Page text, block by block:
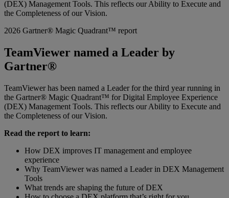
(DEX) Management Tools. This reflects our Ability to Execute and
the Completeness of our Vision.
2026 Gartner® Magic Quadrant™ report
TeamViewer named a Leader by
Gartner®
TeamViewer has been named a Leader for the third year running in
the Gartner® Magic Quadrant™ for Digital Employee Experience
(DEX) Management Tools. This reflects our Ability to Execute and
the Completeness of our Vision.
Read the report to learn:
How DEX improves IT management and employee
experience
Why TeamViewer was named a Leader in DEX Management
Tools
What trends are shaping the future of DEX